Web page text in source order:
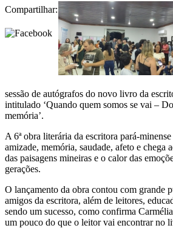
Compartilhar:
sessão de autógrafos do novo livro da
intitulado ‘Quando quem somos se vai –
memória’.
A 6ª obra literária da escritora pará-
amizade, memória, saudade, afeto e chega
das paisagens mineiras e o calor das
gerações.
O lançamento da obra contou com grande
amigos da escritora, além de leitores,
sendo um sucesso, como confirma
um pouco do que o leitor vai encontrar no